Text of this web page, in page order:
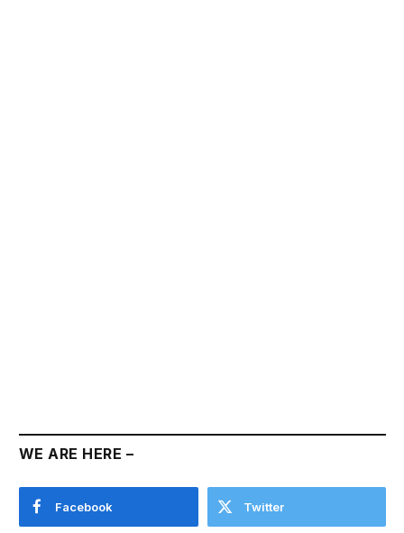
WE ARE HERE –
Facebook Twitter